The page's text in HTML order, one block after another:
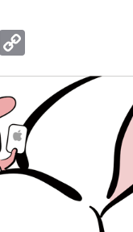
Bluesky
Link